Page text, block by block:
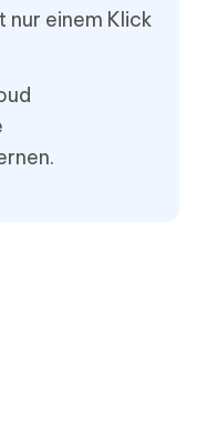
einem Klick